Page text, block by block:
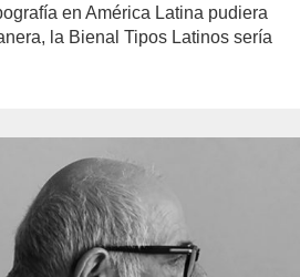
en América Latina pudiera
la Bienal Tipos Latinos sería